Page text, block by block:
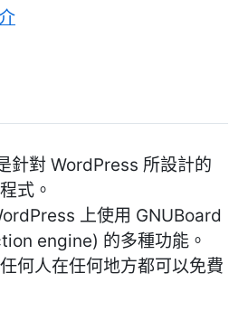
針對 WordPress 所設計的
式。
上使用 GNUBoard
engine) 的多種功能。
何人在任何地方都可以免費